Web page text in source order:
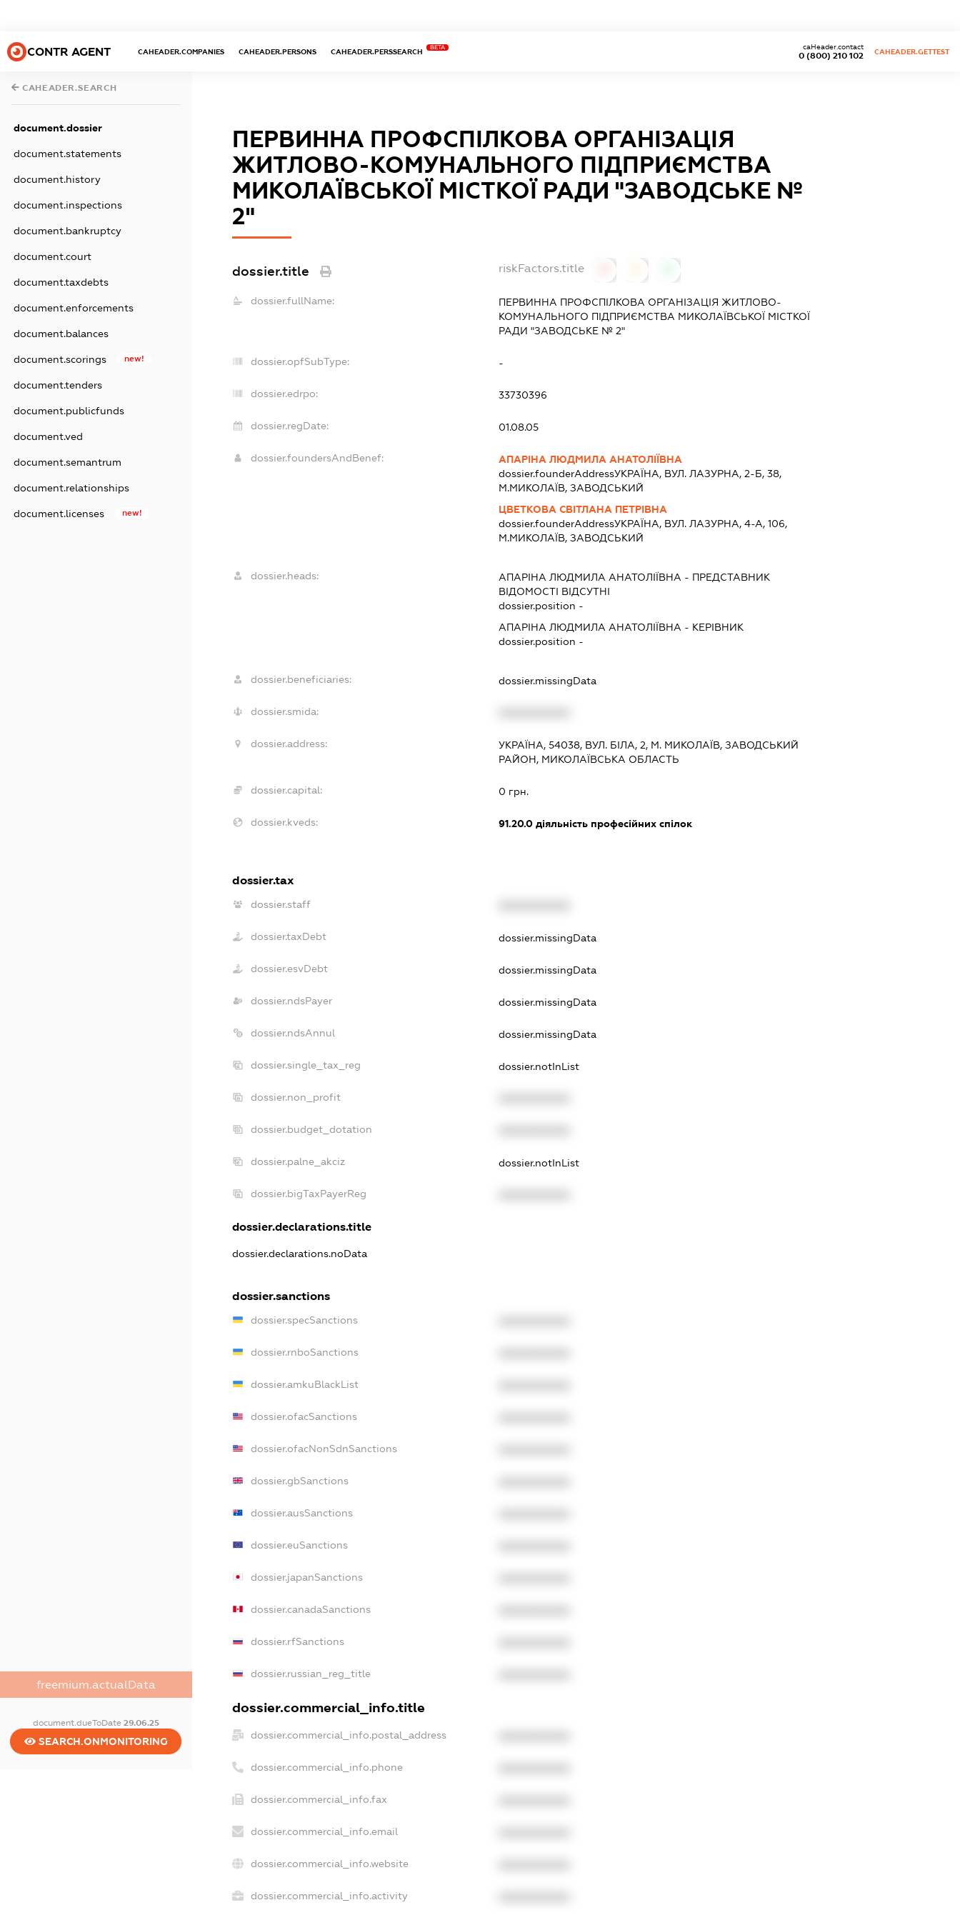
CONTR AGENT CAHEADER.COMPANIES CAHEADER.PERSONS CAHEADER.PERSSEARCH
BETA
0 (800) 210 102
caHeader.contact
CAHEADER.GETTEST
CAHEADER.SEARCH
document.dossier
document.statements
document.history
document.inspections
document.bankruptcy
document.court
document.taxdebts
document.enforcements
document.balances
document.scorings new!
document.tenders
document.publicfunds
document.ved
document.semantrum
document.relationships
document.licenses new!
freemium.actualData
document.dueToDate 29.06.25
SEARCH.ONMONITORING
ПЕРВИННА ПРОФСПІЛКОВА ОРГАНІЗАЦІЯ
ЖИТЛОВО-КОМУНАЛЬНОГО ПІДПРИЄМСТВА
МИКОЛАЇВСЬКОЇ МІСТКОЇ РАДИ "ЗАВОДСЬКЕ №
2"
dossier.title riskFactors.title
dossier.fullName:
ПЕРВИННА ПРОФСПІЛКОВА ОРГАНІЗАЦІЯ ЖИТЛОВО-
КОМУНАЛЬНОГО ПІДПРИЄМСТВА МИКОЛАЇВСЬКОЇ МІСТКОЇ
РАДИ "ЗАВОДСЬКЕ № 2"
dossier.opfSubType: -
dossier.edrpo: 33730396
dossier.regDate: 01.08.05
dossier.foundersAndBenef:
АПАРІНА ЛЮДМИЛА АНАТОЛІЇВНА
dossier.founderAddressУКРАЇНА, ВУЛ. ЛАЗУРНА, 2-Б, 38,
М.МИКОЛАЇВ, ЗАВОДСЬКИЙ
ЦВЕТКОВА СВІТЛАНА ПЕТРІВНА
dossier.founderAddressУКРАЇНА, ВУЛ. ЛАЗУРНА, 4-А, 106,
М.МИКОЛАЇВ, ЗАВОДСЬКИЙ
dossier.heads: АПАРІНА ЛЮДМИЛА АНАТОЛІЇВНА - ПРЕДСТАВНИК
ВІДОМОСТІ ВІДСУТНІ
dossier.position -
АПАРІНА ЛЮДМИЛА АНАТОЛІЇВНА - КЕРІВНИК
dossier.position -
dossier.beneficiaries: dossier.missingData
dossier.smida:
dossier.address:
УКРАЇНА, 54038, ВУЛ. БІЛА, 2, М. МИКОЛАЇВ, ЗАВОДСЬКИЙ
РАЙОН, МИКОЛАЇВСЬКА ОБЛАСТЬ
dossier.capital: 0 грн.
dossier.kveds: 91.20.0діяльність професійних спілок
dossier.tax
dossier.staff
dossier.taxDebt dossier.missingData
dossier.esvDebt dossier.missingData
dossier.ndsPayer dossier.missingData
dossier.ndsAnnul dossier.missingData
dossier.single_tax_reg dossier.notInList
dossier.non_profit
dossier.budget_dotation
dossier.palne_akciz dossier.notInList
dossier.bigTaxPayerReg
dossier.declarations.title
dossier.declarations.noData
dossier.sanctions
dossier.specSanctions
dossier.rnboSanctions
dossier.amkuBlackList
dossier.ofacSanctions
dossier.ofacNonSdnSanctions
dossier.gbSanctions
dossier.ausSanctions
dossier.euSanctions
dossier.japanSanctions
dossier.canadaSanctions
dossier.rfSanctions
dossier.russian_reg_title
dossier.commercial_info.title
dossier.commercial_info.postal_address
dossier.commercial_info.phone
dossier.commercial_info.fax
dossier.commercial_info.email
dossier.commercial_info.website
dossier.commercial_info.activity